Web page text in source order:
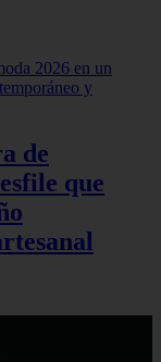
de
que